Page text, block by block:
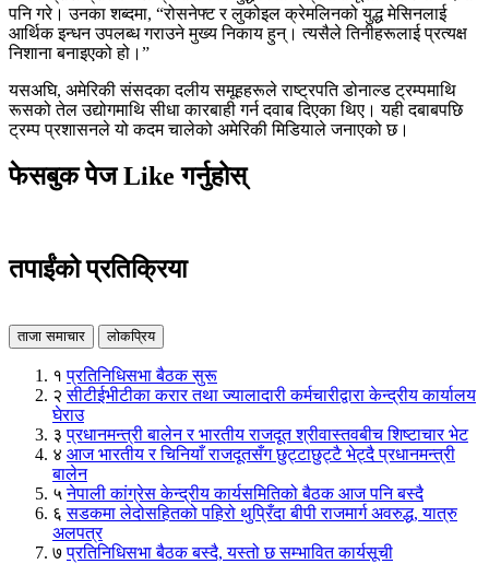
पनि गरे। उनका शब्दमा, “रोसनेफ्ट र लुकोइल क्रेमलिनको युद्ध मेसिनलाई
आर्थिक इन्धन उपलब्ध गराउने मुख्य निकाय हुन्। त्यसैले तिनीहरूलाई प्रत्यक्ष
निशाना बनाइएको हो।”
यसअघि, अमेरिकी संसदका दलीय समूहहरूले राष्ट्रपति डोनाल्ड ट्रम्पमाथि
रूसको तेल उद्योगमाथि सीधा कारबाही गर्न दवाब दिएका थिए। यही दबाबपछि
ट्रम्प प्रशासनले यो कदम चालेको अमेरिकी मिडियाले जनाएको छ।
फेसबुक पेज Like गर्नुहोस्
तपाईंको प्रतिक्रिया
ताजा समाचार लोकप्रिय
१ प्रतिनिधिसभा बैठक सुरू
२ सीटीईभीटीका करार तथा ज्यालादारी कर्मचारीद्वारा केन्द्रीय कार्यालय
घेराउ
३ प्रधानमन्त्री बालेन र भारतीय राजदूत श्रीवास्तवबीच शिष्टाचार भेट
४ आज भारतीय र चिनियाँ राजदूतसँग छुट्टाछुट्टै भेट्दै प्रधानमन्त्री
बालेन
५ नेपाली कांग्रेस केन्द्रीय कार्यसमितिको बैठक आज पनि बस्दै
६ सडकमा लेदोसहितको पहिरो थुप्रिँदा बीपी राजमार्ग अवरुद्ध, यात्रु
अलपत्र
७ प्रतिनिधिसभा बैठक बस्दै, यस्तो छ सम्भावित कार्यसूची